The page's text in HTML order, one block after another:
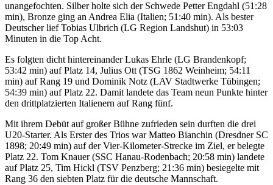
unangefochten. Silber holte sich der Schwede Petter Engdahl (51:28
min), Bronze ging an Andrea Elia (Italien; 51:40 min). Als bester
Deutscher lief Tobias Ulbrich (LG Region Landshut) in 53:03
Minuten in die Top Acht.
Es folgten dicht hintereinander Lukas Ehrle (LG Brandenkopf;
53:42 min) auf Platz 14, Julius Ott (TSG 1862 Weinheim; 54:11
min) auf Rang 19 und Dominik Notz (LAV Stadtwerke Tübingen;
54:39 min) auf Platz 22. Damit landete das Team neun Punkte hinter
den drittplatzierten Italienern auf Rang fünf.
Mit ihrem Debüt auf großer Bühne zufrieden sein durften die drei
U20-Starter. Als Erster des Trios war Matteo Bianchin (Dresdner SC
1898; 20:49 min) auf der Vier-Kilometer-Strecke im Ziel, er belegte
Platz 22. Tom Knauer (SSC Hanau-Rodenbach; 20:58 min) landete
auf Platz 25, Tim Hickl (TSV Penzberg; 21:36 min) besiegelte mit
Rang 36 den siebten Platz für die deutsche Mannschaft.